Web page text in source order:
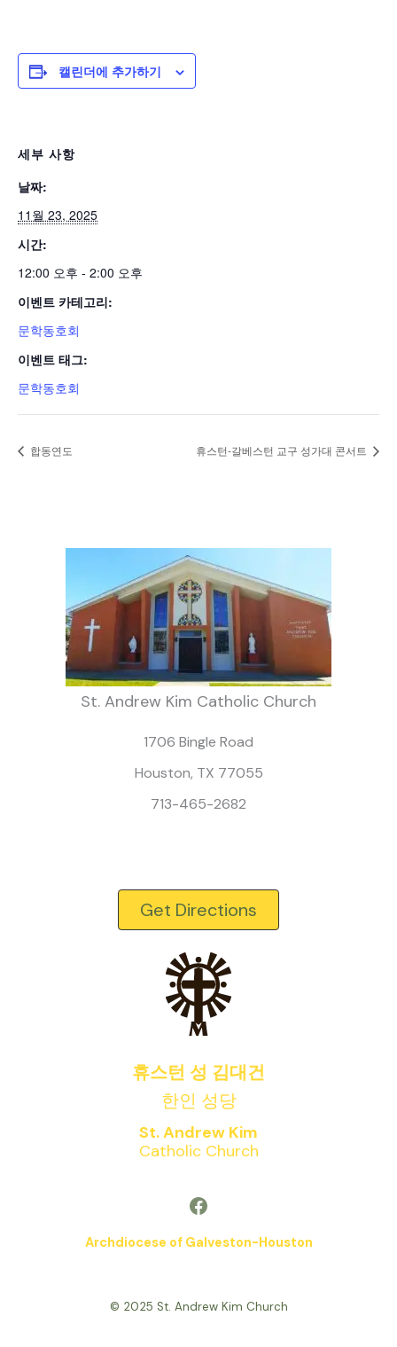
캘린더에 추가하기
세부 사항
날짜:
11월 23, 2025
시간:
12:00 오후 - 2:00 오후
이벤트 카테고리:
문학동호회
이벤트 태그:
문학동호회
합동연도 휴스턴-갈베스턴 교구 성가대 콘서트
St. Andrew Kim Catholic Church
1706 Bingle Road
Houston, TX 77055
713-465-2682
Get Directions
휴스턴 성 김대건
한인 성당
St. Andrew Kim
Catholic Church
Facebook
Archdiocese of Galveston-Houston
© 2025 St. Andrew Kim Church